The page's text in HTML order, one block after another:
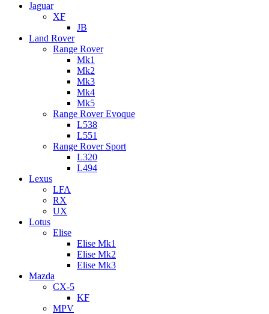
Jaguar
XF
JB
Land Rover
Range Rover
Mk1
Mk2
Mk3
Mk4
Mk5
Range Rover Evoque
L538
L551
Range Rover Sport
L320
L494
Lexus
LFA
RX
UX
Lotus
Elise
Elise Mk1
Elise Mk2
Elise Mk3
Mazda
CX-5
KF
MPV